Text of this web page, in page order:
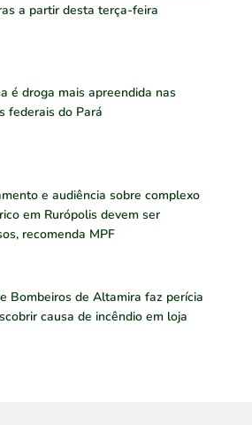
a partir desta terça-feira
é droga mais apreendida nas
federais do Pará
e audiência sobre complexo
em Rurópolis devem ser
recomenda MPF
Bombeiros de Altamira faz perícia
causa de incêndio em loja